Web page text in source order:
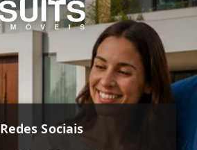
Redes Sociais